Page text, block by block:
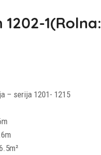
1202-1(rolna:
– serija 1201- 1215